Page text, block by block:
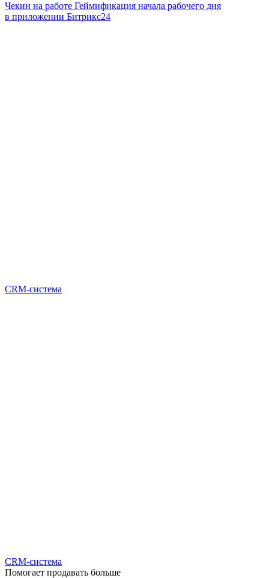
Чекин на работе Геймификация начала рабочего дня
в приложении Битрикс24
CRM-система
CRM-система
Помогает продавать больше